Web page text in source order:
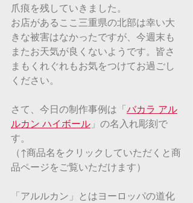
爪痕を残していきました。
お店があるここ三重県の北部は幸い大
きな被害はなかったですが、今週末も
またお天気が良くないようです。皆さ
まもくれぐれもお気をつけてお過ごし
ください。
さて、今日の制作事例は「バカラ アル
ルカン ハイボール 」の名入れ彫刻で
す。
（↑商品名をクリックしていただくと商
品ページをご覧いただけます）
「アルルカン」とはヨーロッパの道化